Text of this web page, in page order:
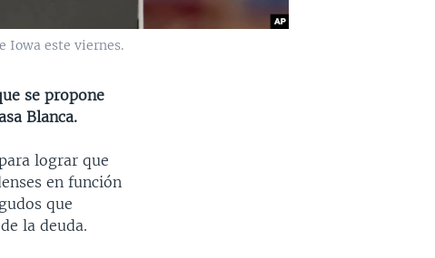
Iowa este viernes.
se propone
Blanca.
lograr que
en función
que
la deuda.